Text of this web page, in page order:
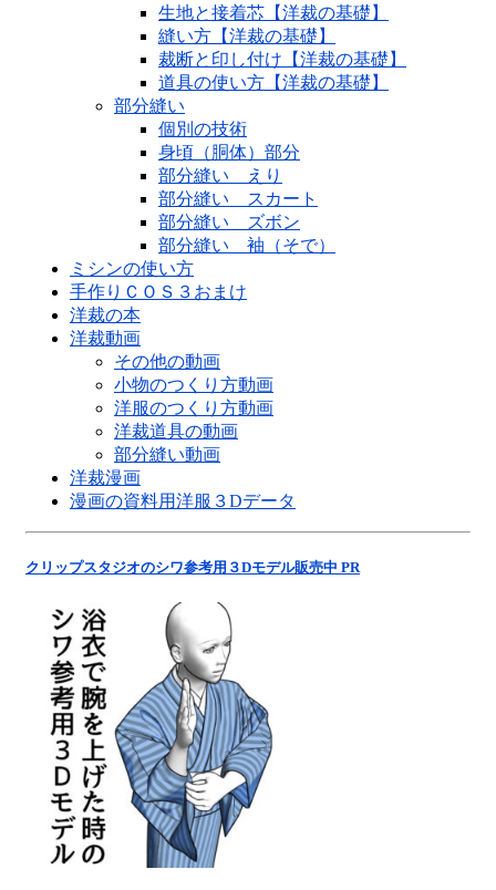
生地と接着芯【洋裁の基礎】
縫い方【洋裁の基礎】
裁断と印し付け【洋裁の基礎】
道具の使い方【洋裁の基礎】
部分縫い
個別の技術
身頃（胴体）部分
部分縫い えり
部分縫い スカート
部分縫い ズボン
部分縫い 袖（そで）
ミシンの使い方
手作りＣＯＳ３おまけ
洋裁の本
洋裁動画
その他の動画
小物のつくり方動画
洋服のつくり方動画
洋裁道具の動画
部分縫い動画
洋裁漫画
漫画の資料用洋服３Dデータ
クリップスタジオのシワ参考用３Dモデル販売中 PR